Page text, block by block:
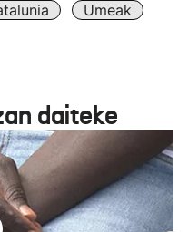
Umeak
daiteke